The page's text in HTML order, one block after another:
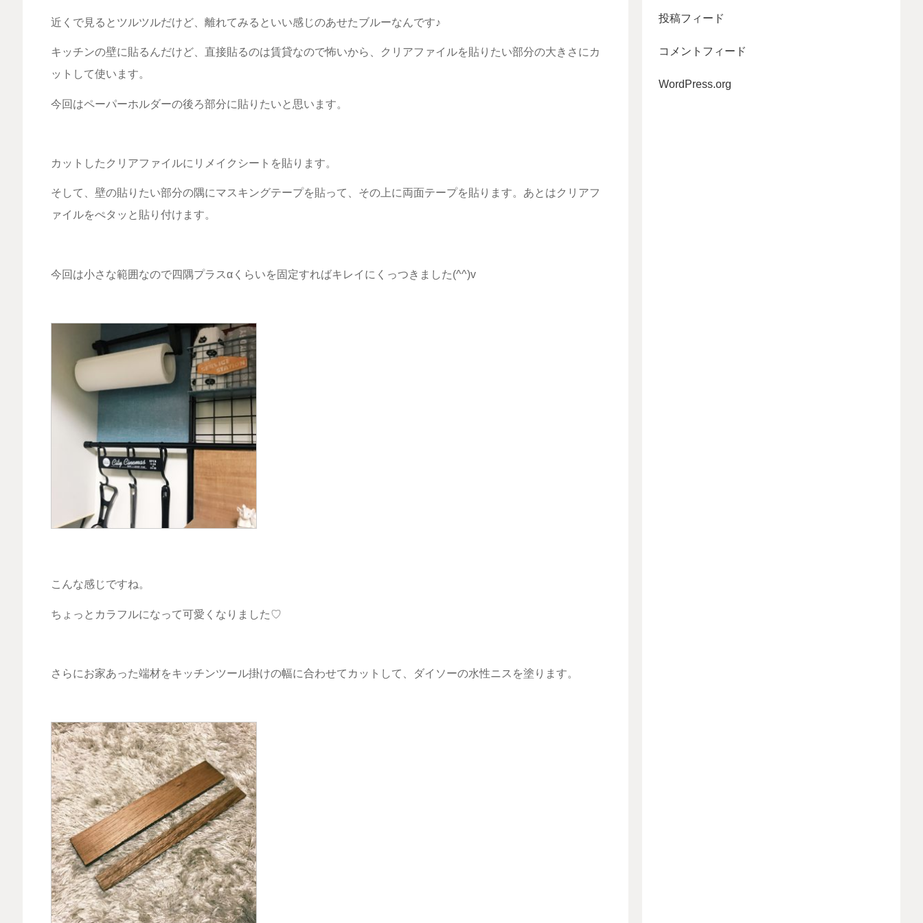
近くで見るとツルツルだけど、離れてみるといい感じのあせたブルーなんです♪
キッチンの壁に貼るんだけど、直接貼るのは賃貸なので怖いから、クリアファイルを貼りたい部分の大きさにカ
ットして使います。
今回はペーパーホルダーの後ろ部分に貼りたいと思います。
カットしたクリアファイルにリメイクシートを貼ります。
そして、壁の貼りたい部分の隅にマスキングテープを貼って、その上に両面テープを貼ります。あとはクリアフ
ァイルをぺタッと貼り付けます。
今回は小さな範囲なので四隅プラスαくらいを固定すればキレイにくっつきました(^^)v
こんな感じですね。
ちょっとカラフルになって可愛くなりました♡
さらにお家あった端材をキッチンツール掛けの幅に合わせてカットして、ダイソーの水性ニスを塗ります。
投稿フィード
コメントフィード
WordPress.org